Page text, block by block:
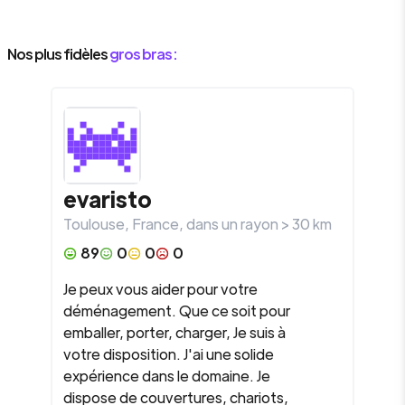
Nos plus fidèlesgros bras :
evaristo
Toulouse, France, dans un rayon >30km
89
0 0
0
Je peux vous aider pour votre
déménagement. Que ce soit pour
emballer, porter, charger, Je suis à
votre disposition. J'ai une solide
expérience dans le domaine. Je
dispose de couvertures, chariots,